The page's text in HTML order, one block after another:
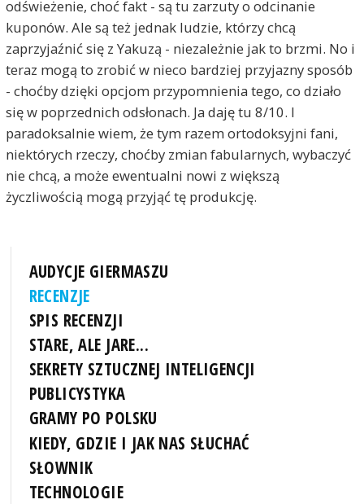
odświeżenie, choć fakt - są tu zarzuty o odcinanie
kuponów. Ale są też jednak ludzie, którzy chcą
zaprzyjaźnić się z Yakuzą - niezależnie jak to brzmi. No i
teraz mogą to zrobić w nieco bardziej przyjazny sposób
- choćby dzięki opcjom przypomnienia tego, co działo
się w poprzednich odsłonach. Ja daję tu 8/10. I
paradoksalnie wiem, że tym razem ortodoksyjni fani,
niektórych rzeczy, choćby zmian fabularnych, wybaczyć
nie chcą, a może ewentualni nowi z większą
życzliwością mogą przyjąć tę produkcję.
AUDYCJE GIERMASZU
RECENZJE
SPIS RECENZJI
STARE, ALE JARE...
SEKRETY SZTUCZNEJ INTELIGENCJI
PUBLICYSTYKA
GRAMY PO POLSKU
KIEDY, GDZIE I JAK NAS SŁUCHAĆ
SŁOWNIK
TECHNOLOGIE